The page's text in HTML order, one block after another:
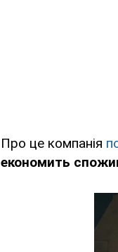
Про це компанія
економить